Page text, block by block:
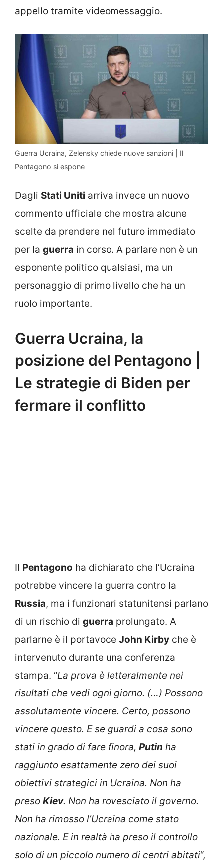
appello tramite videomessaggio.
Guerra Ucraina, Zelensky chiede nuove sanzioni | Il
Pentagono si espone
Dagli Stati Uniti arriva invece un nuovo
commento ufficiale che mostra alcune
scelte da prendere nel futuro immediato
per la guerra in corso. A parlare non è un
esponente politico qualsiasi, ma un
personaggio di primo livello che ha un
ruolo importante.
Guerra Ucraina, la
posizione del Pentagono |
Le strategie di Biden per
fermare il conflitto
Il Pentagono ha dichiarato che l’Ucraina
potrebbe vincere la guerra contro la
Russia, ma i funzionari statunitensi parlano
di un rischio di guerra prolungato. A
parlarne è il portavoce John Kirby che è
intervenuto durante una conferenza
stampa. “La prova è letteralmente nei
risultati che vedi ogni giorno. (…) Possono
assolutamente vincere. Certo, possono
vincere questo. E se guardi a cosa sono
stati in grado di fare finora, Putin ha
raggiunto esattamente zero dei suoi
obiettivi strategici in Ucraina. Non ha
preso Kiev. Non ha rovesciato il governo.
Non ha rimosso l’Ucraina come stato
nazionale. E in realtà ha preso il controllo
solo di un piccolo numero di centri abitati“,